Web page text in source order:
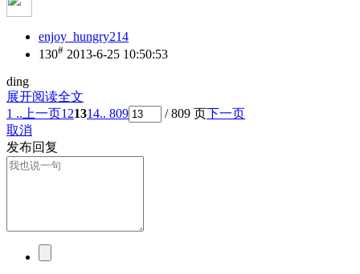
enjoy_hungry214
130# 2013-6-25 10:50:53
ding
展开阅读全文
1 .. 上一页121314.. 809 / 809 页下一页
取消
发布回复